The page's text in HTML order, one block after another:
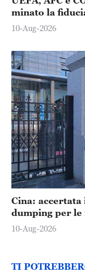
minato la
10-Aug-2026
Cina:
dumping per le
dagli Stati Uniti
10-Aug-2026
TI